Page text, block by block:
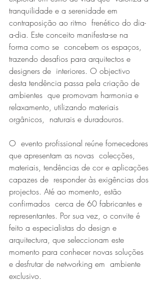
tranquilidade e a serenidade em
contraposição ao ritmo  frenético do dia-
a-dia. Este conceito manifesta-se na
forma como se  concebem os espaços,
trazendo desafios para arquitectos e
designers de  interiores. O objectivo
desta tendência passa pela criação de
ambientes  que promovam harmonia e
relaxamento, utilizando materiais
orgânicos,  naturais e duradouros.
O  evento profissional reúne fornecedores
que apresentam as novas  colecções,
materiais, tendências de cor e aplicações
capazes de  responder às exigências dos
projectos. Até ao momento, estão
confirmados  cerca de 60 fabricantes e
representantes. Por sua vez, o convite é
feito a especialistas do design e
arquitectura, que seleccionam este
momento para conhecer novas soluções
e desfrutar de networking em  ambiente
exclusivo.